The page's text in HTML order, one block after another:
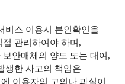
스 이용시 본인확인을
관리하여야 하며,
안매체의 양도 또는 대여,
생한 사고의 책임은
이용자의 고의나 과실이